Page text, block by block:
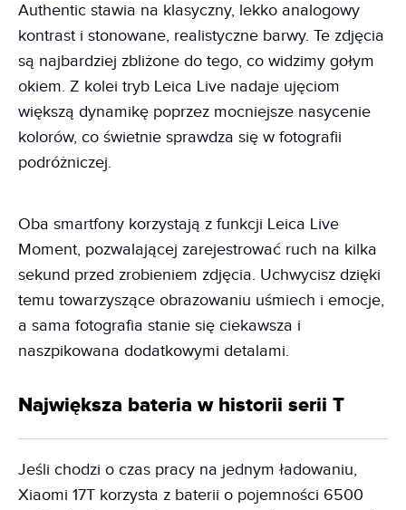
Authentic stawia na klasyczny, lekko analogowy
kontrast i stonowane, realistyczne barwy. Te zdjęcia
są najbardziej zbliżone do tego, co widzimy gołym
okiem. Z kolei tryb Leica Live nadaje ujęciom
większą dynamikę poprzez mocniejsze nasycenie
kolorów, co świetnie sprawdza się w fotografii
podróżniczej.
Oba smartfony korzystają z funkcji Leica Live
Moment, pozwalającej zarejestrować ruch na kilka
sekund przed zrobieniem zdjęcia. Uchwycisz dzięki
temu towarzyszące obrazowaniu uśmiech i emocje,
a sama fotografia stanie się ciekawsza i
naszpikowana dodatkowymi detalami.
Największa bateria w historii serii T
Jeśli chodzi o czas pracy na jednym ładowaniu,
Xiaomi 17T korzysta z baterii o pojemności 6500